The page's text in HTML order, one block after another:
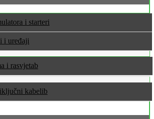
i starteri
i uređaji
i rasvjeta
kabeli